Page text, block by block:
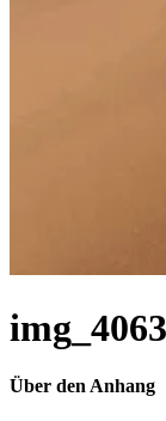
Über den Anhang